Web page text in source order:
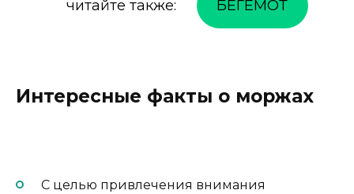
читайте также: БЕГЕМОТ
Интересные факты о моржах
С целью привлечения внимания